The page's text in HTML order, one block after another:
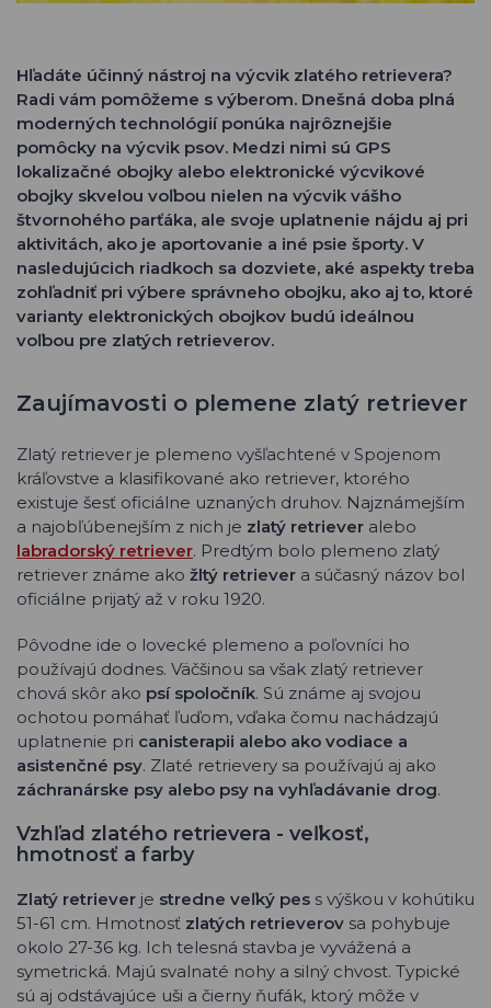
Hľadáte účinný nástroj na výcvik zlatého retrievera?
Radi vám pomôžeme s výberom. Dnešná doba plná
moderných technológií ponúka najrôznejšie
pomôcky na výcvik psov. Medzi nimi sú GPS
lokalizačné obojky alebo elektronické výcvikové
obojky skvelou voľbou nielen na výcvik vášho
štvornohého parťáka, ale svoje uplatnenie nájdu aj pri
aktivitách, ako je aportovanie a iné psie športy. V
nasledujúcich riadkoch sa dozviete, aké aspekty treba
zohľadniť pri výbere správneho obojku, ako aj to, ktoré
varianty elektronických obojkov budú ideálnou
voľbou pre zlatých retrieverov.
Zaujímavosti o plemene zlatý retriever
Zlatý retriever je plemeno vyšľachtené v Spojenom
kráľovstve a klasifikované ako retriever, ktorého
existuje šesť oficiálne uznaných druhov. Najznámejším
a najobľúbenejším z nich je zlatý retriever alebo
labradorský retriever. Predtým bolo plemeno zlatý
retriever známe ako žltý retriever a súčasný názov bol
oficiálne prijatý až v roku 1920.
Pôvodne ide o lovecké plemeno a poľovníci ho
používajú dodnes. Väčšinou sa však zlatý retriever
chová skôr ako psí spoločník. Sú známe aj svojou
ochotou pomáhať ľuďom, vďaka čomu nachádzajú
uplatnenie pri canisterapii alebo ako vodiace a
asistenčné psy. Zlaté retrievery sa používajú aj ako
záchranárske psy alebo psy na vyhľadávanie drog.
Vzhľad zlatého retrievera - veľkosť,
hmotnosť a farby
Zlatý retriever je stredne veľký pes s výškou v kohútiku
51-61 cm. Hmotnosť zlatých retrieverov sa pohybuje
okolo 27-36 kg. Ich telesná stavba je vyvážená a
symetrická. Majú svalnaté nohy a silný chvost. Typické
sú aj odstávajúce uši a čierny ňufák, ktorý môže v